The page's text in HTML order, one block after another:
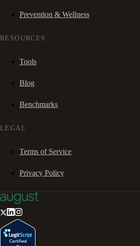
Prevention & Wellness
RESOURCES
Tools
Blog
Benchmarks
LEGAL
Terms of Service
Privacy Policy